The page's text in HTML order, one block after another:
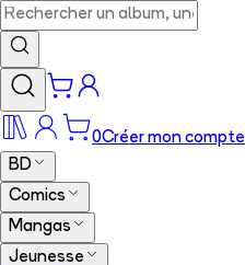
0Créer mon compte
BD
Comics
Mangas
Jeunesse